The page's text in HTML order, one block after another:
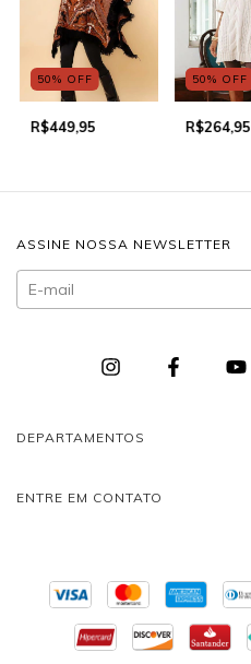
50% OFF
R$449,95
50% OFF
R$264,95
ASSINE NOSSA NEWSLETTER
DEPARTAMENTOS
ENTRE EM CONTATO